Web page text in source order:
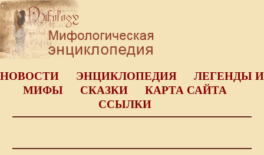
НОВОСТИ ЭНЦИКЛОПЕДИЯ
ЛЕГЕНДЫ И
МИФЫ
СКАЗКИ
КАРТА САЙТА
ССЫЛКИ